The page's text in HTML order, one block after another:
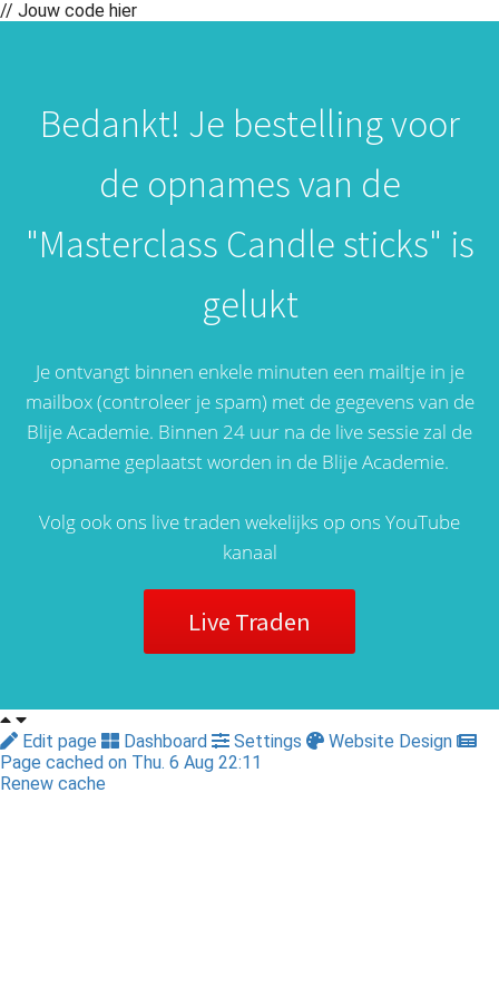
// Jouw code hier
Bedankt! Je bestelling voor
de opnames van de
"Masterclass Candle sticks" is
gelukt
Je ontvangt binnen enkele minuten een mailtje in je
mailbox (controleer je spam) met de gegevens van de
Blije Academie. Binnen 24 uur na de live sessie zal de
opname geplaatst worden in de Blije Academie.
Volg ook ons live traden wekelijks op ons YouTube
kanaal
Live Traden
Edit page Dashboard Settings
Website Design
Page cached on Thu. 6 Aug 22:11
Renew cache